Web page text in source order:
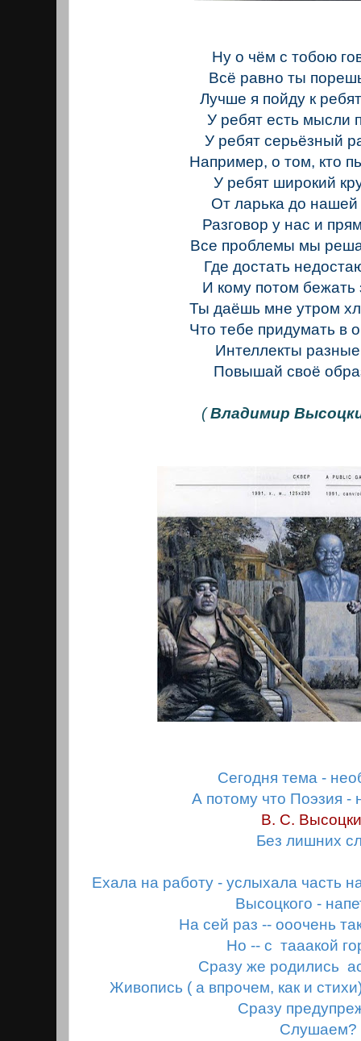
Ну о чём с тобою
Всё равно ты
Лучше я пойду к
У ребят есть мысли
У ребят серьёзный
Например, о том, кто
У ребят широкий
От ларька до нашей
Разговор у нас и
Все проблемы мы
Где достать
И кому потом бежать
Ты даёшь мне утром
Что тебе придумать в
Интеллекты
Повышай своё
(Владимир
Сегодня тема -
А потому что Поэзия -
В. С.
Без лишних
Ехала на работу - уcлыхала часть
Высоцкого -
На сей раз -- ооочень
Но -- с тааакой
Сразу же родились
Живопись ( а впрочем, как и
Сразу
Слушаем?